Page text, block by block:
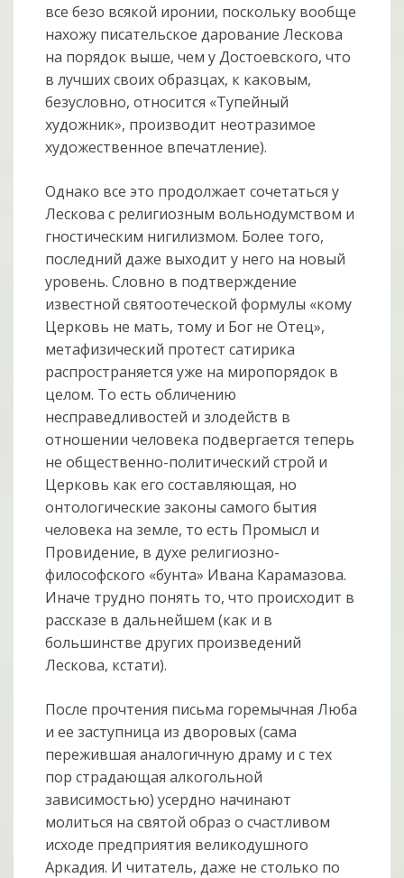
все безо всякой иронии, поскольку вообще
нахожу писательское дарование Лескова
на порядок выше, чем у Достоевского, что
в лучших своих образцах, к каковым,
безусловно, относится «Тупейный
художник», производит неотразимое
художественное впечатление).
Однако все это продолжает сочетаться у
Лескова с религиозным вольнодумством и
гностическим нигилизмом. Более того,
последний даже выходит у него на новый
уровень. Словно в подтверждение
известной святоотеческой формулы «кому
Церковь не мать, тому и Бог не Отец»,
метафизический протест сатирика
распространяется уже на миропорядок в
целом. То есть обличению
несправедливостей и злодейств в
отношении человека подвергается теперь
не общественно-политический строй и
Церковь как его составляющая, но
онтологические законы самого бытия
человека на земле, то есть Промысл и
Провидение, в духе религиозно-
философского «бунта» Ивана Карамазова.
Иначе трудно понять то, что происходит в
рассказе в дальнейшем (как и в
большинстве других произведений
Лескова, кстати).
После прочтения письма горемычная Люба
и ее заступница из дворовых (сама
пережившая аналогичную драму и с тех
пор страдающая алкогольной
зависимостью) усердно начинают
молиться на святой образ о счастливом
исходе предприятия великодушного
Аркадия. И читатель, даже не столько по